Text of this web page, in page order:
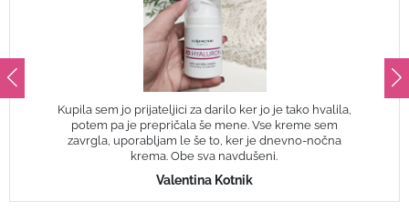
Kupila sem jo prijateljici za darilo ker jo je tako hvalila,
potem pa je prepričala še mene. Vse kreme sem
zavrgla, uporabljam le še to, ker je dnevno-nočna
krema. Obe sva navdušeni.
Valentina Kotnik